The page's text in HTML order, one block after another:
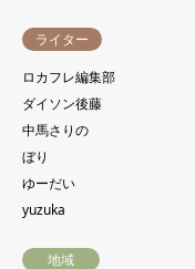
ライター
ロカフレ編集部
ダイソン後藤
中馬さりの
ぼり
ゆーだい
yuzuka
地域